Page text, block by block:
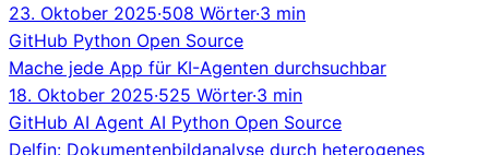
23. Oktober 2025·508 Wörter·3 min
GitHub Python Open Source
Mache jede App für KI-Agenten durchsuchbar
18. Oktober 2025·525 Wörter·3 min
GitHub AI Agent AI Python Open Source
Delfin: Dokumentenbildanalyse durch heterogenes